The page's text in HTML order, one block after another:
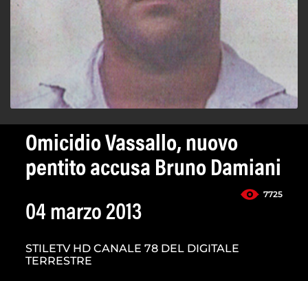
Omicidio Vassallo, nuovo
pentito accusa Bruno Damiani
7725
04 marzo 2013
STILETV HD CANALE 78 DEL DIGITALE
TERRESTRE